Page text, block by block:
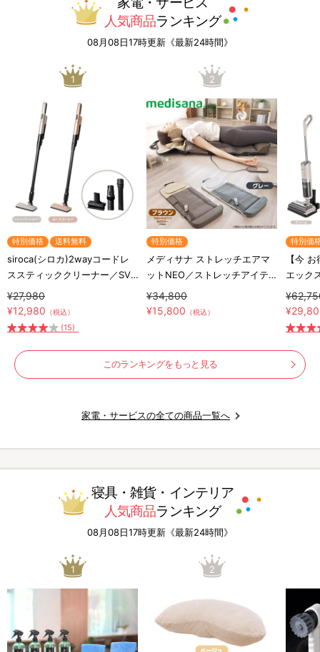
人気商品ランキング
08月08日17時更新《最新24時間》
1
特別価格 送料無料
siroca(シロカ)2wayコードレ
ススティッククリーナー／SV-
S281
¥27,980
¥12,980 （税込）
(15)
2
特別価格
メディサナ ストレッチエアマ
ットNEO／ストレッチアイテ
ム
¥34,800
¥15,800 （税込）
特別価
【今
エック
MIA-
ードレ
除機
このランキングをもっと見る
家電・サービスの全ての商品一覧へ
寝具・雑貨・インテリア
人気商品ランキング
08月08日17時更新《最新24時間》
1 2